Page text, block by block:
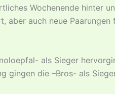
Wochenende hinter
aber auch neue Paarungen
als Sieger
gingen die –Bros- als